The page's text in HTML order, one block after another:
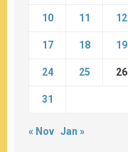
10 11 12
17 18 19
24 25 26
31
« Nov Jan »